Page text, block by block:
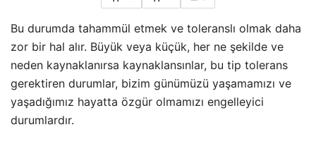
Bu durumda tahammül etmek ve toleranslı olmak daha
zor bir hal alır. Büyük veya küçük, her ne şekilde ve
neden kaynaklanırsa kaynaklansınlar, bu tip tolerans
gerektiren durumlar, bizim günümüzü yaşamamızı ve
yaşadığımız hayatta özgür olmamızı engelleyici
durumlardır.